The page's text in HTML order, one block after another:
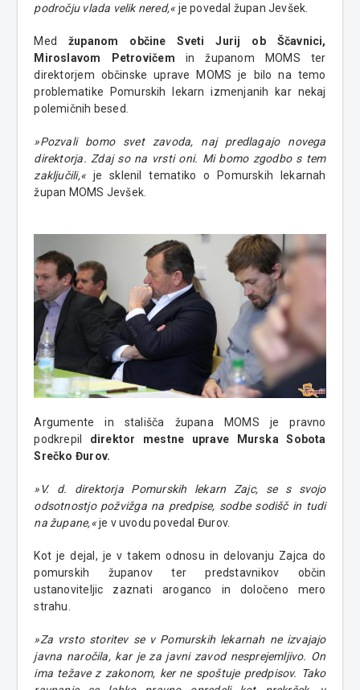
področju vlada velik nered,«je povedal župan Jevšek.
Med županom občine Sveti Jurij ob Ščavnici,
Miroslavom Petrovičem in županom MOMS ter
direktorjem občinske uprave MOMS je bilo na temo
problematike Pomurskih lekarn izmenjanih kar nekaj
polemičnih besed.
»Pozvali bomo svet zavoda, naj predlagajo novega
direktorja. Zdaj so na vrsti oni. Mi bomo zgodbo s tem
zaključili,«je sklenil tematiko o Pomurskih lekarnah
župan MOMS Jevšek.
Argumente in stališča župana MOMS je pravno
podkrepil
direktor mestne uprave Murska Sobota
Srečko Đurov.
»V. d. direktorja Pomurskih lekarn Zajc, se s svojo
odsotnostjo požvižga na predpise, sodbe sodišč in tudi
na župane,«je v uvodu povedal Đurov.
Kot je dejal, je v takem odnosu in delovanju Zajca do
pomurskih županov ter predstavnikov občin
ustanoviteljic zaznati aroganco in določeno mero
strahu.
»Za vrsto storitev se v Pomurskih lekarnah ne izvajajo
javna naročila, kar je za javni zavod nesprejemljivo. On
ima težave z zakonom, ker ne spoštuje predpisov. Tako